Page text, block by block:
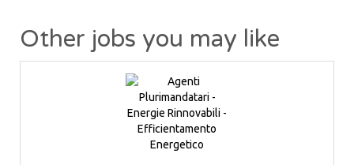
Other jobs you may like